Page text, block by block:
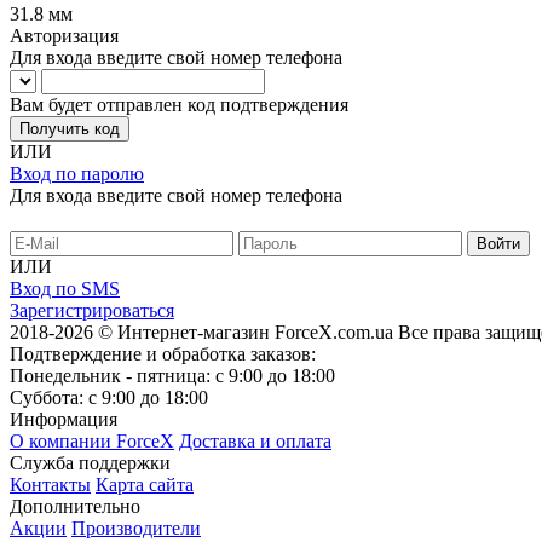
31.8 мм
Авторизация
Для входа введите свой номер телефона
Вам будет отправлен код подтверждения
Получить код
ИЛИ
Вход по паролю
Для входа введите свой номер телефона
ИЛИ
Вход по SMS
Зарегистрироваться
2018-2026 © Интернет-магазин ForceX.com.ua Все права
Подтверждение и обработка заказов:
Понедельник - пятница: с 9:00 до 18:00
Суббота: с 9:00 до 18:00
Информация
О компании ForceX Доставка и оплата
Служба поддержки
Контакты Карта сайта
Дополнительно
Акции Производители